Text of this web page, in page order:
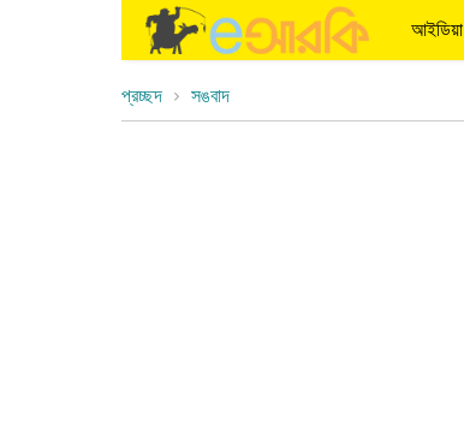
আইডিয়া
প্রচ্ছদ সঙবাদ